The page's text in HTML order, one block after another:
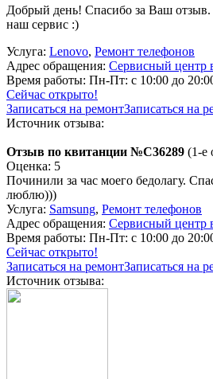
Добрый день! Спасибо за Ваш
наш сервис :)
Услуга: Lenovo, Ремонт телефонов
Адрес обращения: Сервисный
Время работы: Пн-Пт: с 10:00 до
Сейчас открыто!
Записаться на ремонтЗаписаться на
Источник отзыва:
Отзыв по квитанции №C36289 (1-е
Оценка: 5
Починили за час моего бедолагу.
люблю)))
Услуга: Samsung, Ремонт телефонов
Адрес обращения: Сервисный
Время работы: Пн-Пт: с 10:00 до
Сейчас открыто!
Записаться на ремонтЗаписаться на
Источник отзыва: